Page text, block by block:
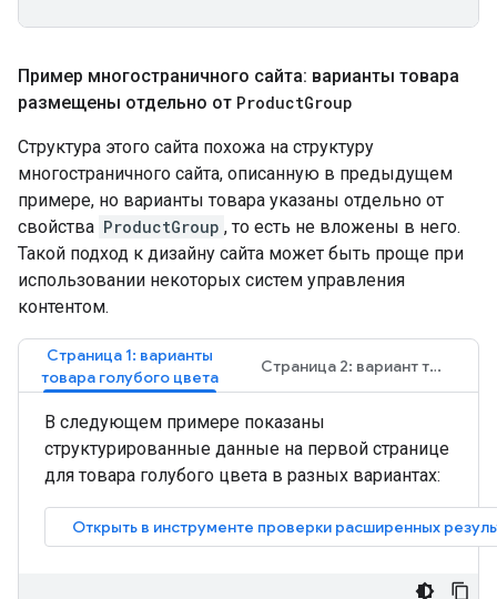
Пример многостраничного сайта: варианты товара
размещены отдельно от ProductGroup
Структура этого сайта похожа на структуру
многостраничного сайта, описанную в предыдущем
примере, но варианты товара указаны отдельно от
свойства ProductGroup , то есть не вложены в него.
Такой подход к дизайну сайта может быть проще при
использовании некоторых систем управления
контентом.
Страница 1: варианты
товара голубого цвета
Страница 2: вариант товара в зеленом цвете
В следующем примере показаны
структурированные данные на первой странице
для товара голубого цвета в разных вариантах: